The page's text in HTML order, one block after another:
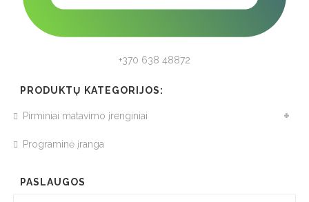
+370 638 48872
PRODUKTŲ KATEGORIJOS:
Pirminiai matavimo įrenginiai
Programinė įranga
PASLAUGOS